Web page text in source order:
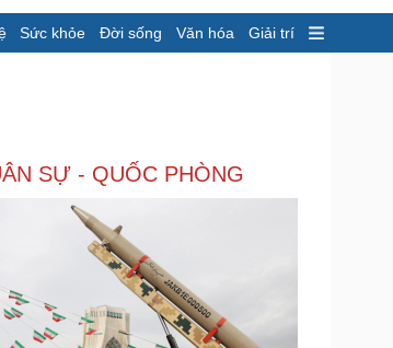
Sức khỏe Đời sống Văn hóa Giải trí
Chứng khoán
nghiệp
Công nghệ
Sành điệu
Tin Công nghệ
Trải nghiệm
SỰ - QUỐC PHÒNG